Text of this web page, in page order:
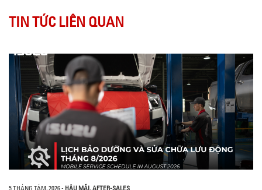
TIN TỨC LIÊN QUAN
5 THÁNG TÁM, 2026- HẬU MÃI, AFTER-SALES